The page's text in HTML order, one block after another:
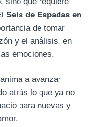
Seis de Espadas en
de tomar
y el análisis, en
emociones.
a avanzar
atrás lo que ya no
para nuevas y